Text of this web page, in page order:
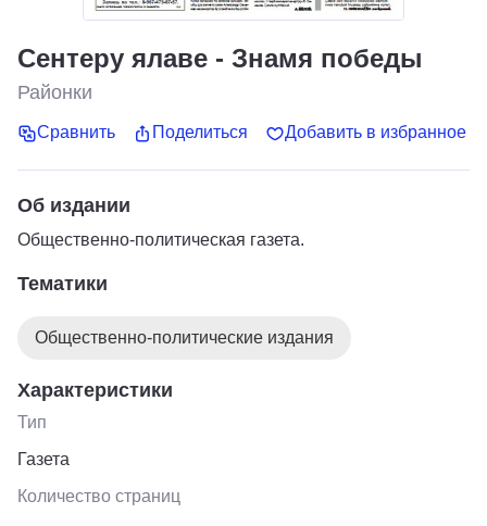
Сентеру ялаве - Знамя победы
Районки
Сравнить Поделиться Добавить в избранное
Об издании
Общественно-политическая газета.
Тематики
Общественно-политические издания
Характеристики
Тип
Газета
Количество страниц